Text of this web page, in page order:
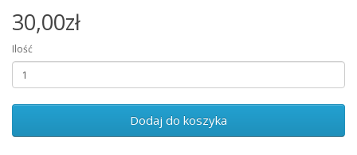
30,00zł
Ilość
Dodaj do koszyka